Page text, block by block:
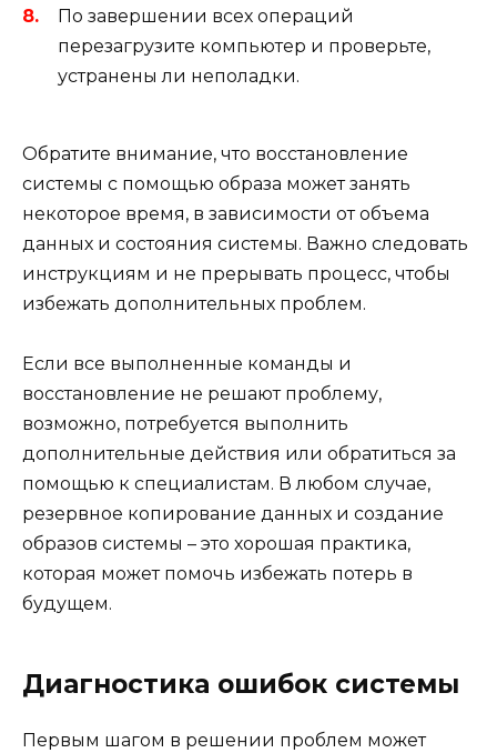
По завершении всех операций
перезагрузите компьютер и проверьте,
устранены ли неполадки.
Обратите внимание, что восстановление
системы с помощью образа может занять
некоторое время, в зависимости от объема
данных и состояния системы. Важно следовать
инструкциям и не прерывать процесс, чтобы
избежать дополнительных проблем.
Если все выполненные команды и
восстановление не решают проблему,
возможно, потребуется выполнить
дополнительные действия или обратиться за
помощью к специалистам. В любом случае,
резервное копирование данных и создание
образов системы – это хорошая практика,
которая может помочь избежать потерь в
будущем.
Диагностика ошибок системы
Первым шагом в решении проблем может